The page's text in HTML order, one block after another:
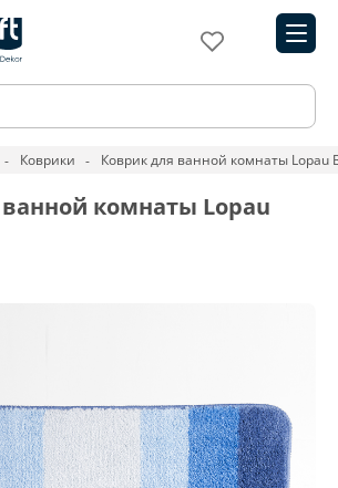
Коврики Коврик для ванной комнаты Lopau
комнаты Lopau